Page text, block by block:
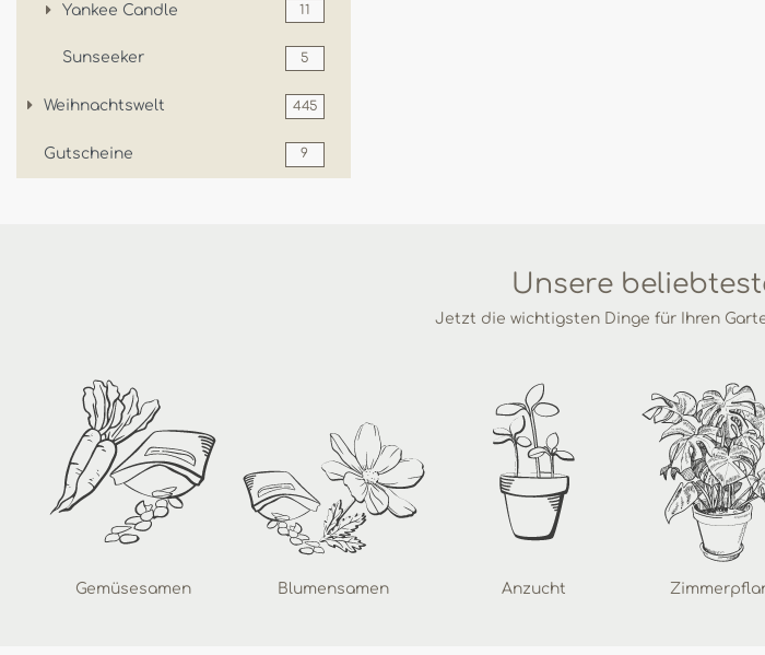
Yankee Candle 11
Sunseeker 5
Weihnachtswelt 445
Gutscheine 9
Unsere
Jetzt die wichtigsten Dinge für Ihren
Gemüsesamen Blumensamen Anzucht